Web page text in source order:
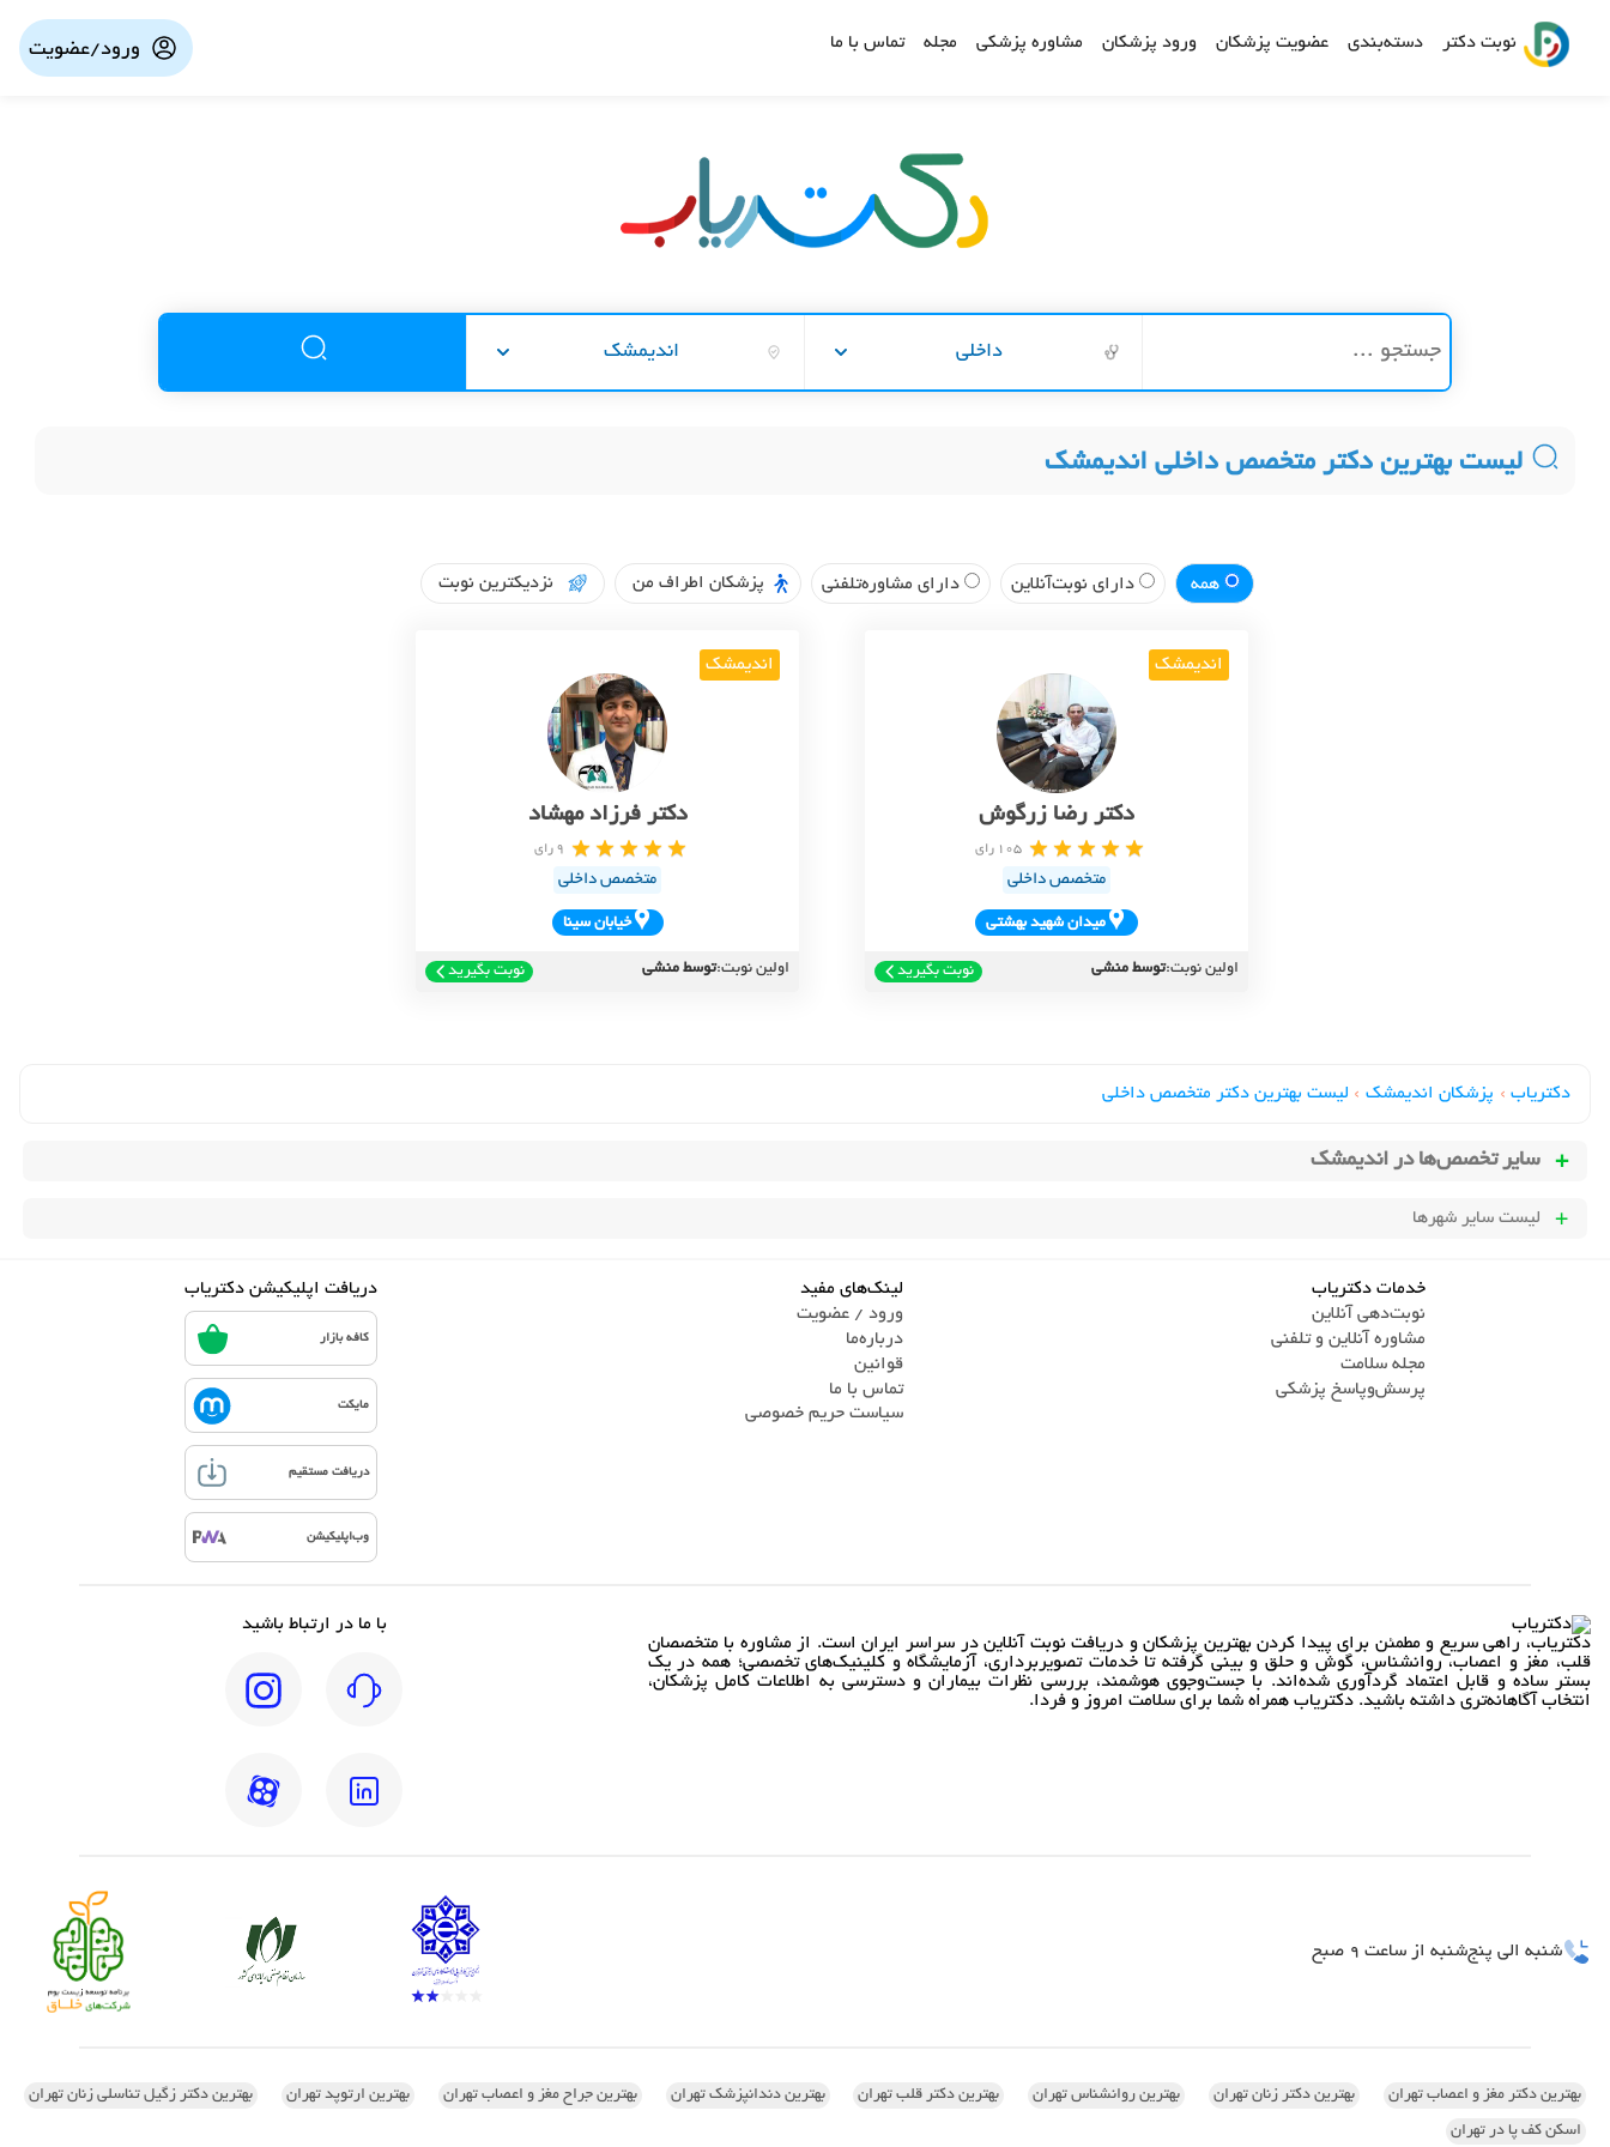
نوبت دکتر دسته‌بندی عضویت پزشکان ورود پزشکان مشاوره پزشکی مجله تماس با ما ورود/عضویت
داخلی اندیمشک
لیست بهترین دکتر متخصص داخلی اندیمشک
همه دارای نوبت‌آنلاین دارای مشاوره‌تلفنی پزشکان اطراف من نزدیکترین نوبت
اندیمشک
دکتر رضا زرگوش
105 رای
متخصص داخلی
ميدان شهيد بهشتي
اولین نوبت:توسط منشی نوبت بگیرید
اندیمشک
دکتر فرزاد مهشاد
9 رای
متخصص داخلی
خيابان سينا
اولین نوبت:توسط منشی نوبت بگیرید
دکتریاب › پزشکان اندیمشک › لیست بهترین دکتر متخصص داخلی
سایر تخصص‌ها در اندیمشک
لیست سایر شهرها
خدمات دکتریاب
نوبت‌دهی آنلاین
مشاوره آنلاین و تلفنی
مجله سلامت
پرسش‌و‌پاسخ پزشکی
لینک‌های مفید
ورود / عضویت
درباره‌ما
قوانین
تماس ‌با ما
سیاست حریم خصوصی
دریافت اپلیکیشن دکتریاب
کافه بازار
مایکت
دریافت مستقیم
وب‌اپلیکیشن
دکتریاب، راهی سریع و مطمئن برای پیدا کردن بهترین پزشکان و دریافت نوبت آنلاین در سراسر ایران است. از مشاوره با متخصصان
قلب، مغز و اعصاب، روانشناس، گوش و حلق و بینی گرفته تا خدمات تصویربرداری، آزمایشگاه و کلینیک‌های تخصصی؛ همه در یک
بستر ساده و قابل اعتماد گردآوری شده‌اند. با جست‌وجوی هوشمند، بررسی نظرات بیماران و دسترسی به اطلاعات کامل پزشکان،
انتخاب آگاهانه‌تری داشته باشید. دکتریاب همراه شما برای سلامت امروز و فردا.
با ما در ارتباط باشید
شنبه الی پنج‌شنبه از ساعت 9 صبح
بهترین دکتر مغز و اعصاب تهران بهترین دکتر زنان تهران بهترین روانشناس تهران بهترین دکتر قلب تهران بهترین دندانپزشک تهران بهترین جراح مغز و اعصاب تهران بهترین ارتوپد تهران بهترین دکتر زگیل تناسلی زنان تهران
اسکن کف پا در تهران